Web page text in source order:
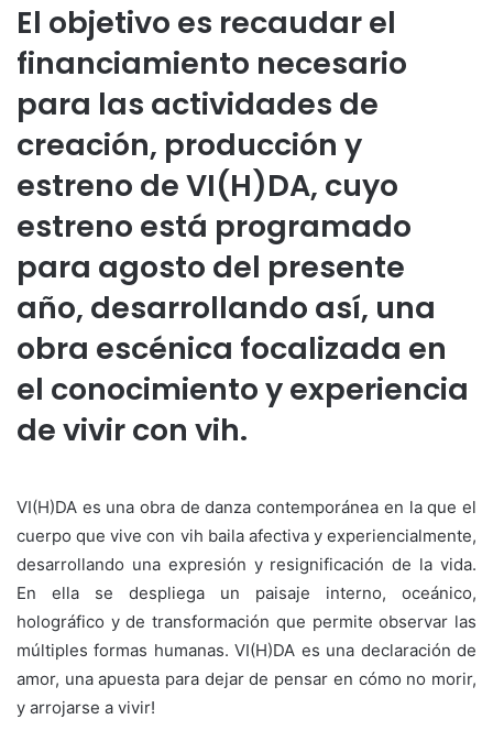
El objetivo es recaudar el
financiamiento necesario
para las actividades de
creación, producción y
estreno de VI(H)DA, cuyo
estreno está programado
para agosto del presente
año, desarrollando así, una
obra escénica focalizada en
el conocimiento y experiencia
de vivir con vih.
VI(H)DA es una obra de danza contemporánea en la que el
cuerpo que vive con vih baila afectiva y experiencialmente,
desarrollando una expresión y resignificación de la vida.
En ella se despliega un paisaje interno, oceánico,
holográfico y de transformación que permite observar las
múltiples formas humanas. VI(H)DA es una declaración de
amor, una apuesta para dejar de pensar en cómo no morir,
y arrojarse a vivir!